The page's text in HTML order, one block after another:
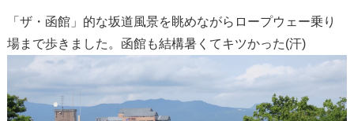
「ザ・函館」的な坂道風景を眺めながらロープウェー乗り
場まで歩きました。函館も結構暑くてキツかった(汗)